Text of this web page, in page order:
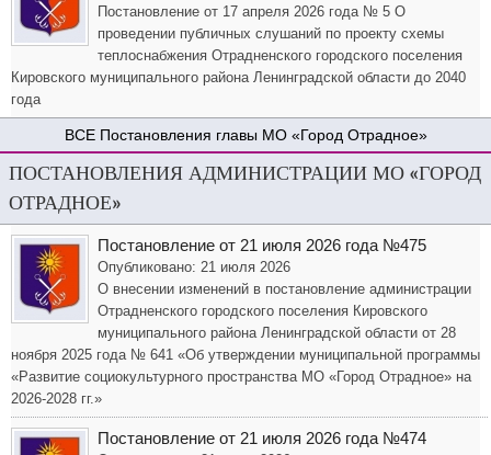
Постановление от 17 апреля 2026 года № 5 О
проведении публичных слушаний по проекту схемы
теплоснабжения Отрадненского городского поселения
Кировского муниципального района Ленинградской области до 2040
года
Постановления главы МО «Город Отрадное»
ПОСТАНОВЛЕНИЯ АДМИНИСТРАЦИИ МО «ГОРОД
ОТРАДНОЕ»
Постановление от 21 июля 2026 года №475
Опубликовано: 21 июля 2026
О внесении изменений в постановление администрации
Отрадненского городского поселения Кировского
муниципального района Ленинградской области от 28
ноября 2025 года № 641 «Об утверждении муниципальной программы
«Развитие социокультурного пространства МО «Город Отрадное» на
2026-2028 гг.»
Постановление от 21 июля 2026 года №474